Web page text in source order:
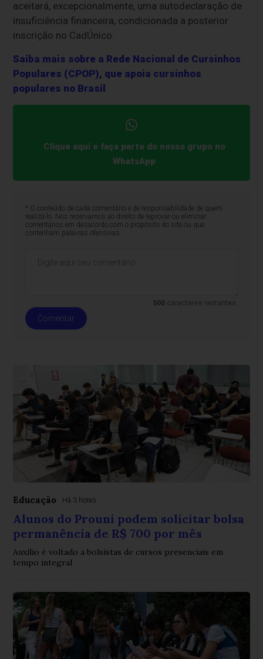
aceitará, excepcionalmente, uma autodeclaração de
insuficiência financeira, condicionada a posterior
inscrição no CadÚnico.
Saiba mais sobre a Rede Nacional de Cursinhos
Populares (CPOP), que apoia cursinhos
populares no Brasil
Clique aqui e faça parte do nosso grupo no
WhatsApp
* O conteúdo de cada comentário é de responsabilidade de quem
realizá-lo. Nos reservamos ao direito de reprovar ou eliminar
comentários em desacordo com o propósito do site ou que
contenham palavras ofensivas.
500 caracteres restantes.
Comentar
Educação Há 3 horas
Alunos do Prouni podem solicitar bolsa
permanência de R$ 700 por mês
Auxílio é voltado a bolsistas de cursos presenciais em
tempo integral